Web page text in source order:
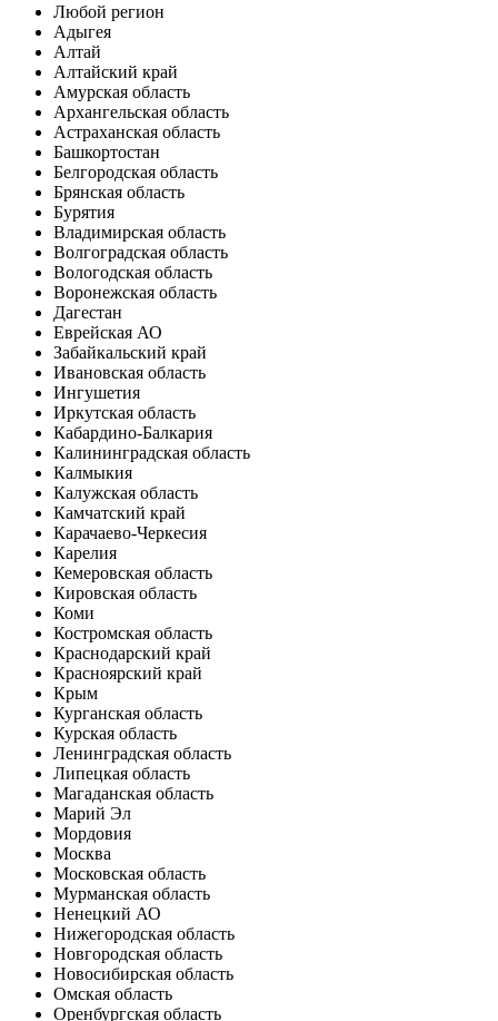
Любой регион
Адыгея
Алтай
Алтайский край
Амурская область
Архангельская область
Астраханская область
Башкортостан
Белгородская область
Брянская область
Бурятия
Владимирская область
Волгоградская область
Вологодская область
Воронежская область
Дагестан
Еврейская АО
Забайкальский край
Ивановская область
Ингушетия
Иркутская область
Кабардино-Балкария
Калининградская область
Калмыкия
Калужская область
Камчатский край
Карачаево-Черкесия
Карелия
Кемеровская область
Кировская область
Коми
Костромская область
Краснодарский край
Красноярский край
Крым
Курганская область
Курская область
Ленинградская область
Липецкая область
Магаданская область
Марий Эл
Мордовия
Москва
Московская область
Мурманская область
Ненецкий АО
Нижегородская область
Новгородская область
Новосибирская область
Омская область
Оренбургская область